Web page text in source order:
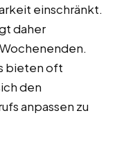
einschränkt.
daher
bieten oft
den
anpassen zu